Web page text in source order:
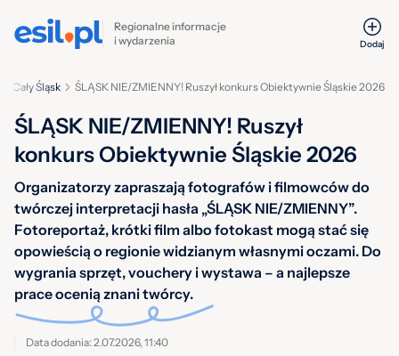
Regionalne informacje
i wydarzenia
Dodaj
ŚLĄSK NIE/ZMIENNY! Ruszył konkurs Obiektywnie Śląskie 2026
Cały Śląsk
ŚLĄSK NIE/ZMIENNY! Ruszył
konkurs Obiektywnie Śląskie 2026
Organizatorzy zapraszają fotografów i filmowców do
twórczej interpretacji hasła „ŚLĄSK NIE/ZMIENNY”.
Fotoreportaż, krótki film albo fotokast mogą stać się
opowieścią o regionie widzianym własnymi oczami. Do
wygrania sprzęt, vouchery i wystawa – a najlepsze
prace ocenią znani twórcy.
Data dodania: 2.07.2026, 11:40